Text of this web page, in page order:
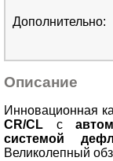
Дополнительно:
Описание
Инновационная
CR/CL с
системой
Великолепный